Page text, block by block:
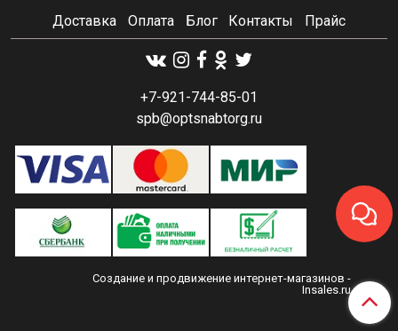
Доставка Оплата Блог Контакты Прайс
+7-921-744-85-01
spb@optsnabtorg.ru
Создание и продвижение интернет-магазинов -
Insales.ru